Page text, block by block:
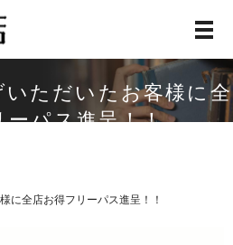
ただいたお客様に全
ーパス進呈！！
に全店お得フリーパス進呈！！